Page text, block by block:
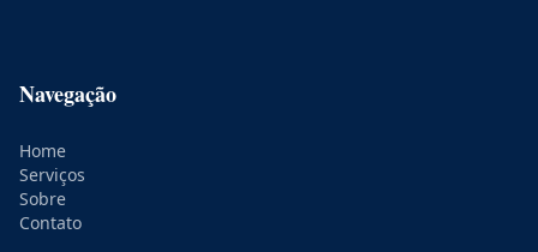
Navegação
Home
Serviços
Sobre
Contato